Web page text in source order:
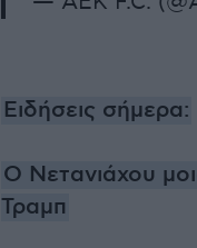
Ειδήσεις σήμερα:
Ο Νετανιάχου
Τραμπ